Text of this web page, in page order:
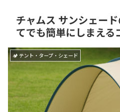
チャムス サンシェー
てでも簡単にしまえる
🏕 テント・タープ・シェード